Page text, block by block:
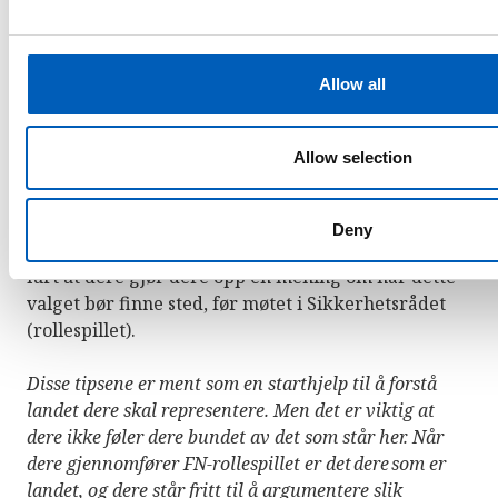
Allow all
Allow selection
Deny
forhandlingene skal finne sted.
Dere er svært kritiske til at regjeringen i Sudan
kom til makten ved et militærkupp, og ønsker at
lurt at dere gjør dere opp en mening om når dette
valget bør finne sted, før møtet i Sikkerhetsrådet
(rollespillet).
Disse tipsene er ment som en starthjelp til å forstå
landet dere skal representere. Men det er viktig at
dere ikke føler dere bundet av det som står her. Når
dere gjennomfører FN-rollespillet er detderesom er
landet, og dere står fritt til å argumentere slik